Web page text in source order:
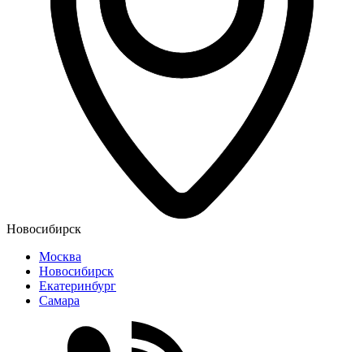
Новосибирск
Москва
Новосибирск
Екатеринбург
Самара